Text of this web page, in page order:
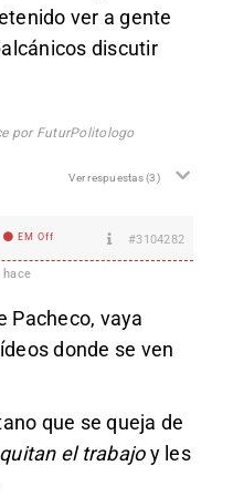
ver a gente
discutir
por FuturPolitologo
Ver respuestas(3)
EM Off #3104282
hace
Pacheco, vaya
donde se ven
que se queja de
quitan el trabajoy les